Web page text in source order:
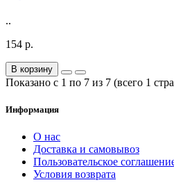
..
154 р.
В корзину
Показано с 1 по 7 из 7 (всего 1
Информация
О нас
Доставка и самовывоз
Пользовательское
Условия возврата